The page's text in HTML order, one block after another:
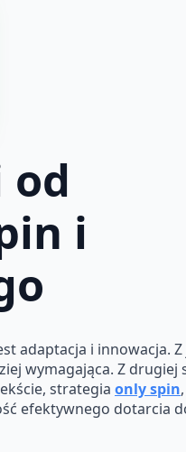
i
adaptacja i innowacja. Z
wymagająca. Z drugiej
strategia only spin
efektywnego dotarcia